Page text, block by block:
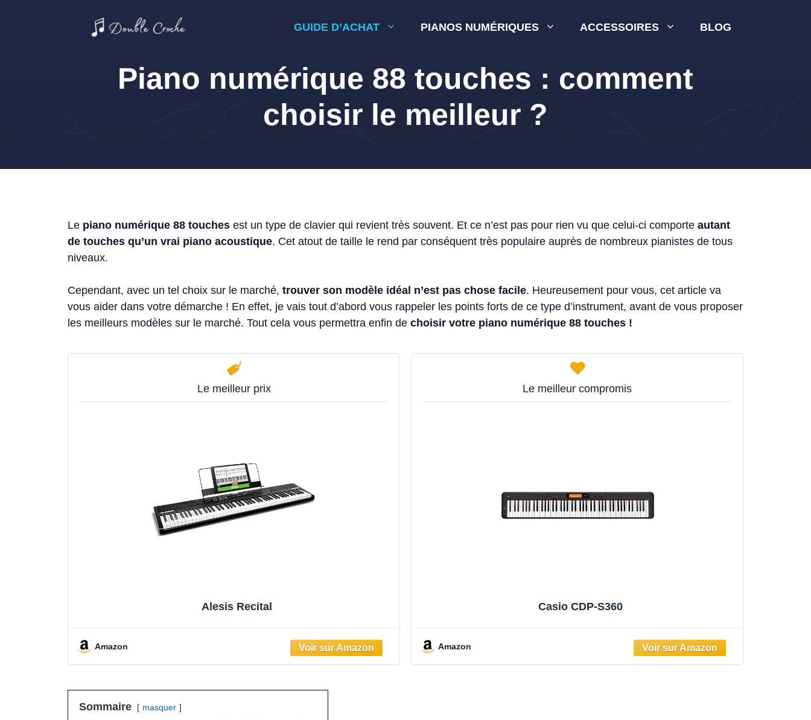
GUIDE D’ACHAT PIANOS NUMÉRIQUES ACCESSOIRES BLOG
Piano numérique 88 touches : comment
choisir le meilleur ?
Le piano numérique 88 touches est un type de clavier qui revient très souvent. Et ce n’est pas pour rien vu que celui-ci comporte autant
de touches qu’un vrai piano acoustique. Cet atout de taille le rend par conséquent très populaire auprès de nombreux pianistes de tous
niveaux.
Cependant, avec un tel choix sur le marché, trouver son modèle idéal n’est pas chose facile. Heureusement pour vous, cet article va
vous aider dans votre démarche ! En effet, je vais tout d’abord vous rappeler les points forts de ce type d’instrument, avant de vous proposer
les meilleurs modèles sur le marché. Tout cela vous permettra enfin de choisir votre piano numérique 88 touches !
Le meilleur prix
Alesis Recital
Amazon
Le meilleur compromis
Casio CDP-S360
Amazon
Sommaire masquer